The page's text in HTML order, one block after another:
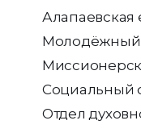
Алапаевская
Молодёжный
Социальный
Отдел